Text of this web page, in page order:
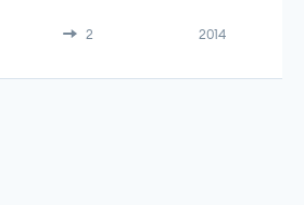
2 2014